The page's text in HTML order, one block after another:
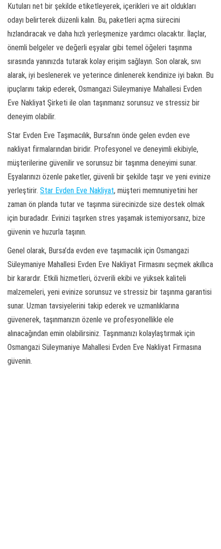
Kutuları net bir şekilde etiketleyerek, içerikleri ve ait oldukları
odayı belirterek düzenli kalın. Bu, paketleri açma sürecini
hızlandıracak ve daha hızlı yerleşmenize yardımcı olacaktır. İlaçlar,
önemli belgeler ve değerli eşyalar gibi temel öğeleri taşınma
sırasında yanınızda tutarak kolay erişim sağlayın. Son olarak, sıvı
alarak, iyi beslenerek ve yeterince dinlenerek kendinize iyi bakın. Bu
ipuçlarını takip ederek, Osmangazi Süleymaniye Mahallesi Evden
Eve Nakliyat Şirketi ile olan taşınmanız sorunsuz ve stressiz bir
deneyim olabilir.
Star Evden Eve Taşımacılık, Bursa’nın önde gelen evden eve
nakliyat firmalarından biridir. Profesyonel ve deneyimli ekibiyle,
müşterilerine güvenilir ve sorunsuz bir taşınma deneyimi sunar.
Eşyalarınızı özenle paketler, güvenli bir şekilde taşır ve yeni evinize
yerleştirir. Star Evden Eve Nakliyat, müşteri memnuniyetini her
zaman ön planda tutar ve taşınma sürecinizde size destek olmak
için buradadır. Evinizi taşırken stres yaşamak istemiyorsanız, bize
güvenin ve huzurla taşının.
Genel olarak, Bursa’da evden eve taşımacılık için Osmangazi
Süleymaniye Mahallesi Evden Eve Nakliyat Firmasını seçmek akıllıca
bir karardır. Etkili hizmetleri, özverili ekibi ve yüksek kaliteli
malzemeleri, yeni evinize sorunsuz ve stressiz bir taşınma garantisi
sunar. Uzman tavsiyelerini takip ederek ve uzmanlıklarına
güvenerek, taşınmanızın özenle ve profesyonellikle ele
alınacağından emin olabilirsiniz. Taşınmanızı kolaylaştırmak için
Osmangazi Süleymaniye Mahallesi Evden Eve Nakliyat Firmasına
güvenin.